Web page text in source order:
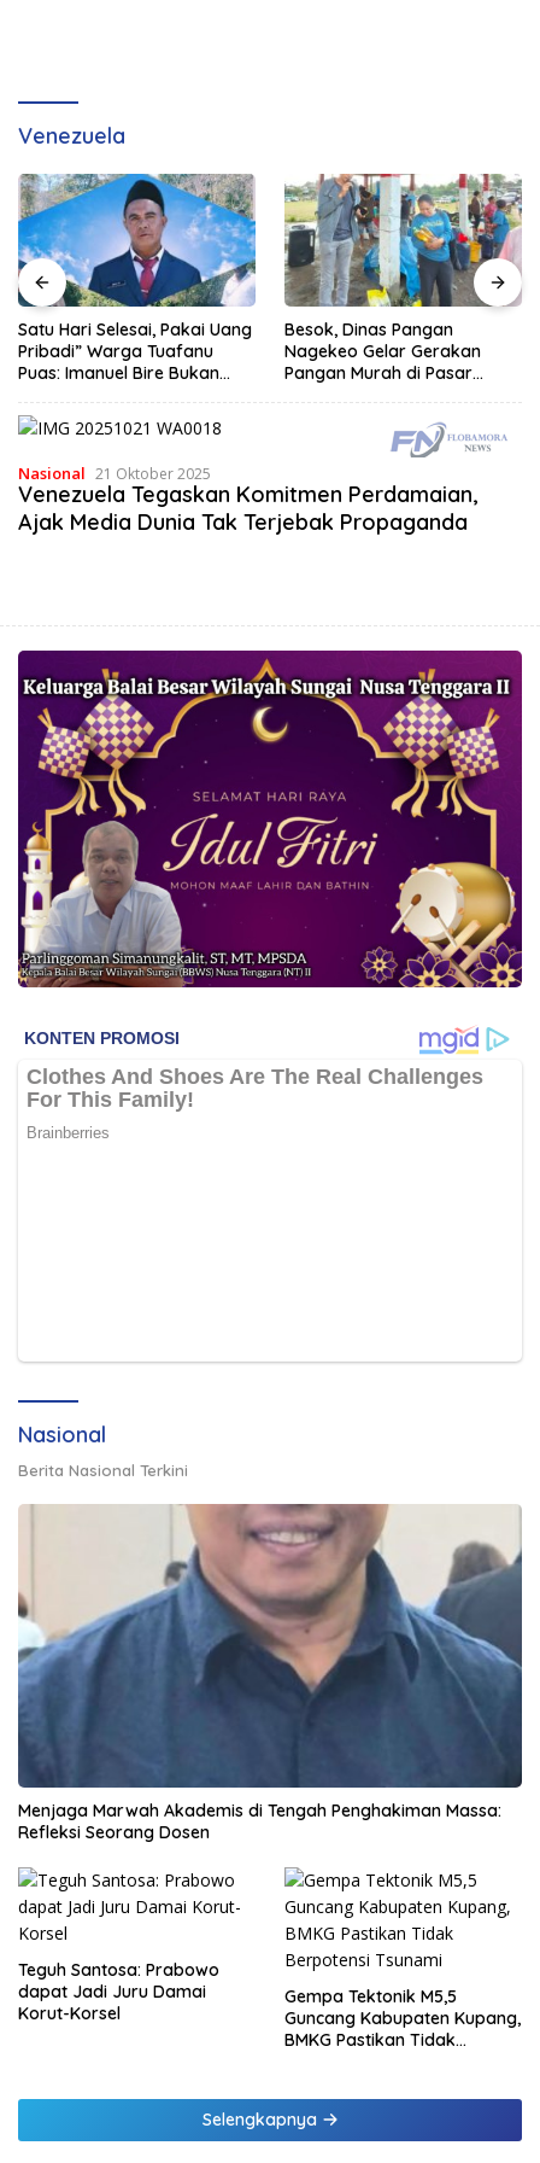
Venezuela
Satu Hari Selesai, Pakai Uang
Pribadi” Warga Tuafanu
Puas: Imanuel Bire Bukan
Bekerja
Besok, Dinas Pangan
Nagekeo Gelar Gerakan
Pangan Murah di Pasar
Nasional 21 Oktober 2025
Venezuela Tegaskan Komitmen Perdamaian,
Ajak Media Dunia Tak Terjebak Propaganda
Nasional
Berita Nasional Terkini
Menjaga Marwah Akademis di Tengah Penghakiman Massa:
Refleksi Seorang Dosen
Teguh Santosa: Prabowo
dapat Jadi Juru Damai
Korut-Korsel
Gempa Tektonik M5,5
Guncang Kabupaten Kupang,
BMKG Pastikan Tidak
Selengkapnya